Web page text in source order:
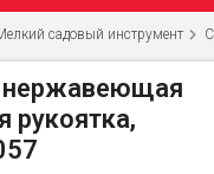
садовый инструмент
рукоятка,